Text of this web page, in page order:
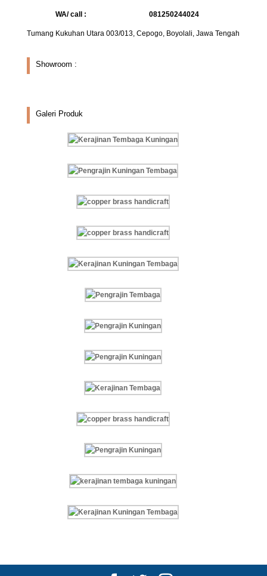
WA/ call : 081250244024
Tumang Kukuhan Utara 003/013, Cepogo, Boyolali, Jawa Tengah
Showroom :
Galeri Produk